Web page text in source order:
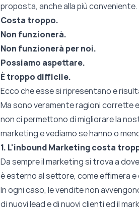
proposta, anche alla più
Costa troppo.
Non funzionerà.
Non funzionerà per noi.
Possiamo aspettare.
È troppo difficile.
Ecco che esse si ripresentano e
Ma sono veramente ragioni corrette
non ci permettono di migliorare la
marketing e vediamo se hanno o
1. L'inbound Marketing costa
Da sempre il marketing si trova a
è esterno al settore, come effimera
In ogni caso, le vendite non
di nuovi lead e di nuovi clienti ed il